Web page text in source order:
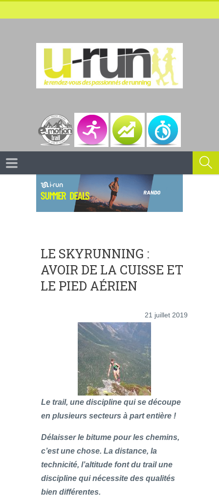
LE SKYRUNNING :
AVOIR DE LA CUISSE ET
LE PIED AÉRIEN
21 juillet 2019
Le trail, une discipline qui se découpe
en plusieurs secteurs à part entière !
Délaisser le bitume pour les chemins,
c’est une chose. La distance, la
technicité, l’altitude font du trail une
discipline qui nécessite des qualités
bien différentes.